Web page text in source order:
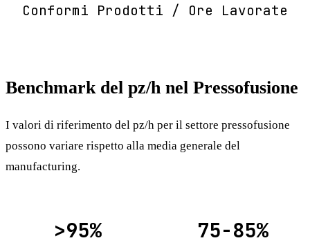
Conformi Prodotti / Ore Lavorate
Benchmark del pz/h nel Pressofusione
I valori di riferimento del pz/h per il settore pressofusione
possono variare rispetto alla media generale del
manufacturing.
>95%
75-85%